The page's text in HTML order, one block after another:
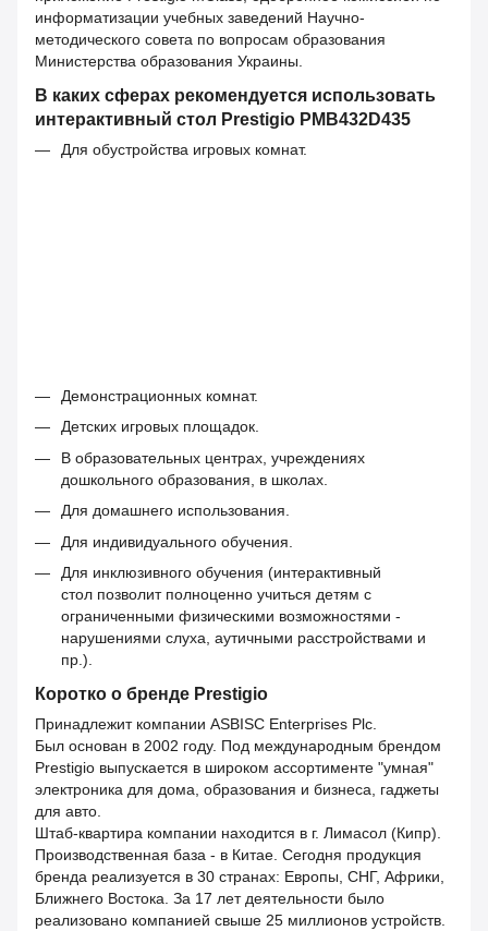
информатизации учебных заведений Научно-
методического совета по вопросам образования
Министерства образования Украины.
В каких сферах рекомендуется использовать
интерактивный стол Prestigio PMB432D435
Для обустройства игровых комнат.
Демонстрационных комнат.
Детских игровых площадок.
В образовательных центрах, учреждениях
дошкольного образования, в школах.
Для домашнего использования.
Для индивидуального обучения.
Для инклюзивного обучения (интерактивный
стол позволит полноценно учиться детям с
ограниченными физическими возможностями -
нарушениями слуха, аутичными расстройствами и
пр.).
Коротко о бренде Prestigio
Принадлежит компании ASBISC Enterprises Plc.
Был основан в 2002 году. Под международным брендом
Prestigio выпускается в широком ассортименте "умная"
электроника для дома, образования и бизнеса, гаджеты
для авто.
Штаб-квартира компании находится в г. Лимасол (Кипр).
Производственная база - в Китае. Сегодня продукция
бренда реализуется в 30 странах: Европы, СНГ, Африки,
Ближнего Востока. За 17 лет деятельности было
реализовано компанией свыше 25 миллионов устройств.